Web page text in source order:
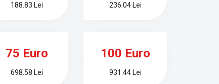
188.83 Lei 236.04 Lei
75 Euro
698.58 Lei
100 Euro
931.44 Lei